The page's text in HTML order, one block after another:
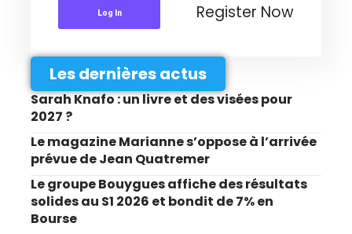
Log In Register Now
Les dernières actus
Sarah Knafo : un livre et des visées pour
2027 ?
Le magazine Marianne s’oppose à l’arrivée
prévue de Jean Quatremer
Le groupe Bouygues affiche des résultats
solides au S1 2026 et bondit de 7% en
Bourse